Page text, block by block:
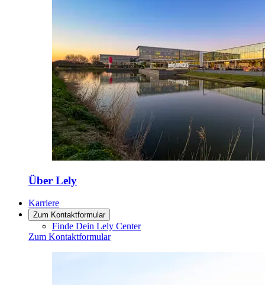
Über Lely
Karriere
Zum Kontaktformular
Finde Dein Lely Center
Zum Kontaktformular